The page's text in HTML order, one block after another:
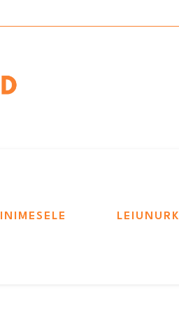
INIMESELE LEIUNURK